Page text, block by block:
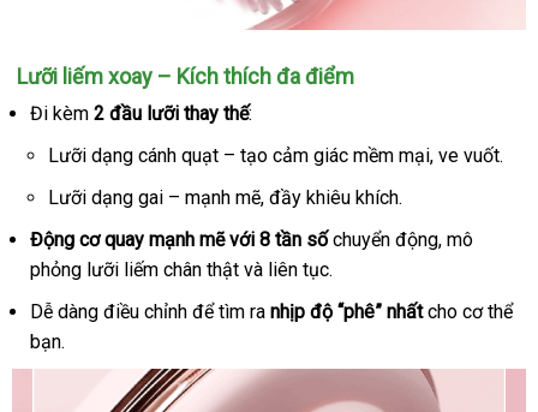
Máy
massage
lưỡi
liếm
con
Hee
Tu
Pulse
Solo
Lưỡi liếm xoay – Kích thích đa điểm
Đi kèm 2 đầu lưỡi thay thế:
Lưỡi dạng cánh quạt – tạo cảm giác mềm mạicao
, ve vuốt.
Lưỡi dạng gai – mạnh mẽlừa
đảo
, đầy khiêu khích.
Động cơ quay mạnh mẽbảng
giá
với 8 tần sốchuyển độngnhập
, mô
phỏng lưỡi liếm chân thật đánh
và liên tục.
Dễ dàng điều chỉnh thảo
để tìm ra nhịp độ “phê” nhấtcho cơ thể
bạn.